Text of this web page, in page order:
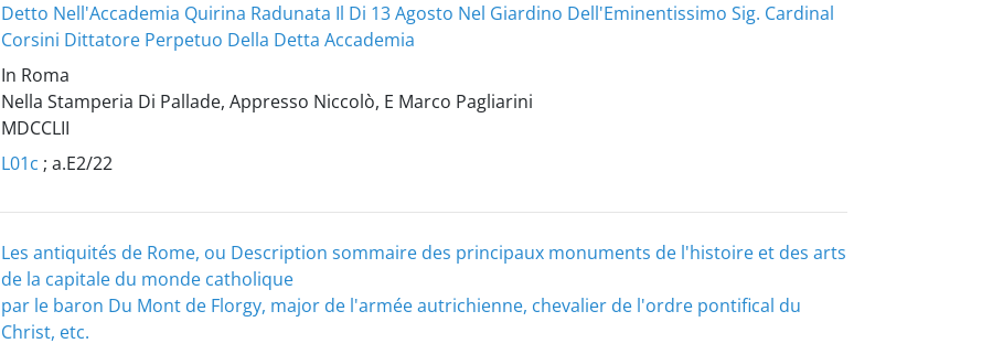
Detto Nell'Accademia Quirina Radunata Il Di 13 Agosto Nel Giardino Dell'Eminentissimo Sig. Cardinal
Corsini Dittatore Perpetuo Della Detta Accademia
In Roma
Nella Stamperia Di Pallade, Appresso Niccolò, E Marco Pagliarini
MDCCLII
L01c ; a.E2/22
Les antiquités de Rome, ou Description sommaire des principaux monuments de l'histoire et des arts
de la capitale du monde catholique
par le baron Du Mont de Florgy, major de l'armée autrichienne, chevalier de l'ordre pontifical du
Christ, etc.